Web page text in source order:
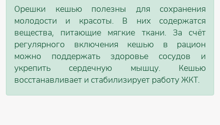
Орешки кешью полезны для сохранения
молодости и красоты. В них содержатся
вещества, питающие мягкие ткани. За счёт
регулярного включения кешью в рацион
можно поддержать здоровье сосудов и
укрепить сердечную мышцу. Кешью
восстанавливает и стабилизирует работу ЖКТ.